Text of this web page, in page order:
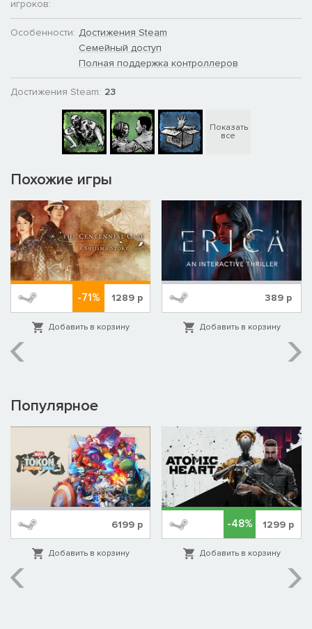
игроков:
Особенности: Достижения Steam
Семейный доступ
Полная поддержка контроллеров
Достижения Steam: 23
Показать
все
Похожие игры
-71% 1289 р
Добавить в корзину
389 р
Добавить в корзину
Популярное
6199 р
Добавить в корзину
-48% 1299 р
Добавить в корзину